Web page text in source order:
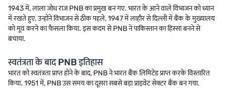
1943 में, लाला जोध राज PNB का प्रमुख बन गए. भारत के आने वाले विभाजन को ध्यान
में रखते हुए, उन्होंने विभाजन से ठीक पहले, 1947 में लाहौर से दिल्ली में बैंक के मुख्यालय
को मूव करने का फैसला किया. इस कदम से PNB ने पाकिस्तान का हिस्सा बनने से
बचाया.
स्वतंत्रता के बाद PNB इतिहास
भारत को स्वतंत्रता प्राप्त होने के बाद, PNB ने भारत बैंक लिमिटेड प्राप्त करके विस्तारित
किया. 1951 में, PNB उस समय का दूसरा सबसे बड़ा प्राइवेट सेक्टर बैंक बन गया.